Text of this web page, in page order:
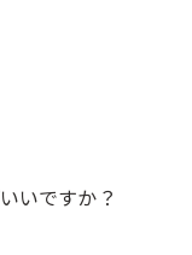
いですか？